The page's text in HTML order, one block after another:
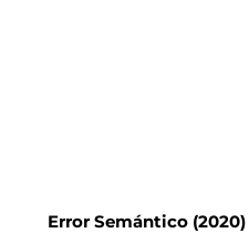
Error Semántico (2020)